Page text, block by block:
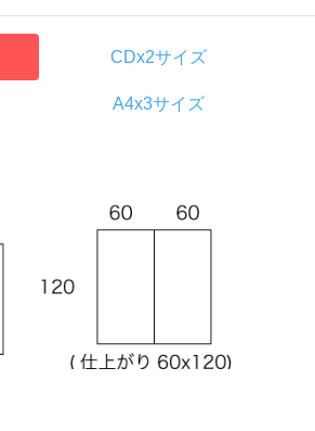
CDx2サイズ
A4x3サイズ